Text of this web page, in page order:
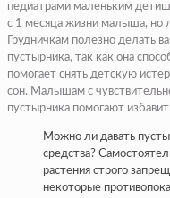
педиатрами маленьким
с 1 месяца жизни малыша, но
Грудничкам полезно делать
пустырника, так как она
помогает снять детскую
сон. Малышам с
пустырника помогают
Можно ли давать
средства?
растения строго
некоторые